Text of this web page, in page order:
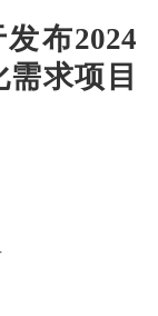
布2024
求项目